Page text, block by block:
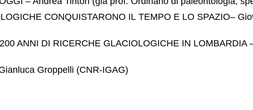
CONQUISTARONO IL TEMPO E LO SPAZIO–
ANNI DI RICERCHE GLACIOLOGICHE IN LOMBARDIA
Groppelli (CNR-IGAG)